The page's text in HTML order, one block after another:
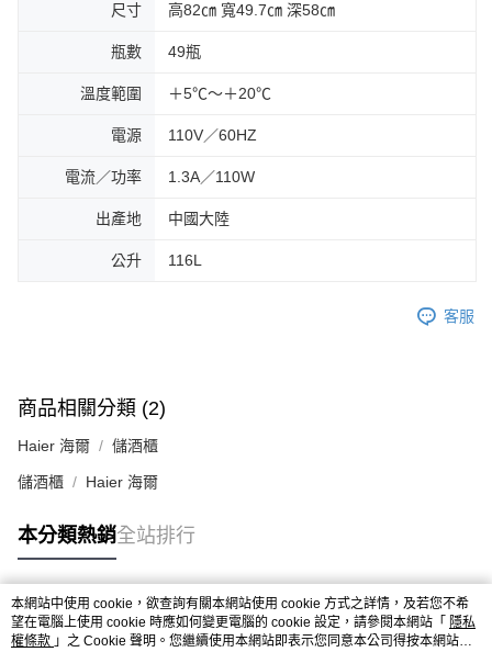
尺寸 高82㎝ 寬49.7㎝ 深58㎝
瓶數 49瓶
溫度範圍 ＋5℃～＋20℃
電源 110V／60HZ
電流／功率 1.3A／110W
出產地 中國大陸
公升 116L
客服
商品相關分類 (2)
Haier 海爾 儲酒櫃
儲酒櫃 Haier 海爾
本分類熱銷全站排行
熱門標籤
本網站中使用 cookie，欲查詢有關本網站使用 cookie 方式之詳情，及若您不希
望在電腦上使用 cookie 時應如何變更電腦的 cookie 設定，請參閱本網站「 隱私
權條款 」之 Cookie 聲明。您繼續使用本網站即表示您同意本公司得按本網站使